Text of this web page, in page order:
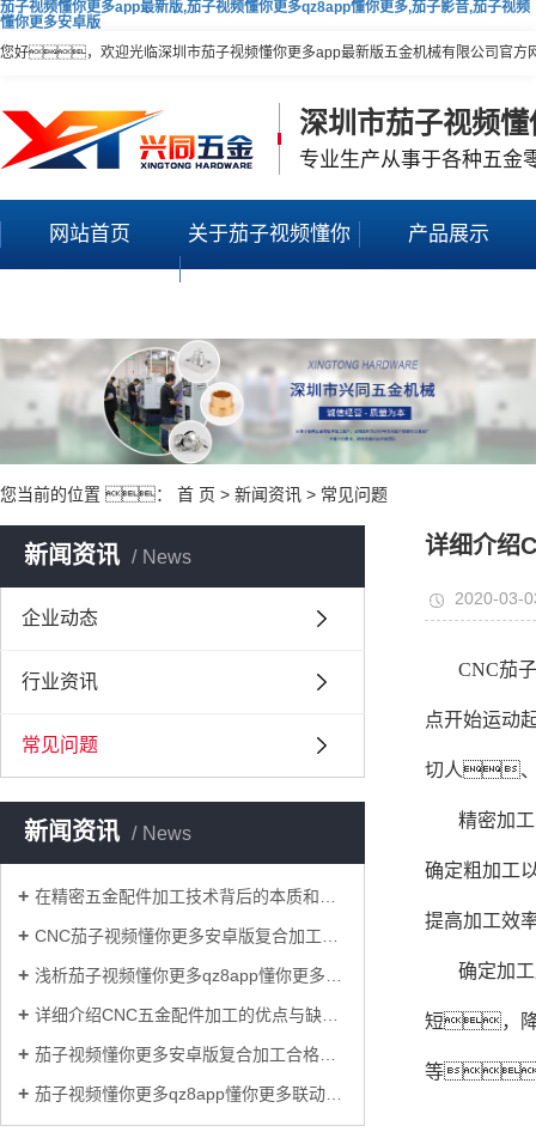
茄子视频懂你更多app最新版,茄子视频懂你更多qz8app懂你更多,茄子影音,茄子视频
懂你更多安卓版
您好，欢迎光临深圳市茄子视频懂你更多app最新版五金机械有限公司官
深圳市茄子视频
专业生产从事于各种五金
网站首页 关于茄子视频懂你 产品展示
您当前的位置 ： 首 页 > 新闻资讯 > 常见问题
新闻资讯 News
企业动态
行业资讯
常见问题
新闻资讯 News
在精密五金配件加工技术背后的本质和关键是什么？
CNC茄子视频懂你更多安卓版复合加工过程中减少铝型材表面损伤的原因？
浅析茄子视频懂你更多qz8app懂你更多cnc加工联动技术对模具业的重要意义！
详细介绍CNC五金配件加工的优点与缺点！
茄子视频懂你更多安卓版复合加工合格率的标准要求具体有哪些？
茄子视频懂你更多qz8app懂你更多联动茄子影音加工和一般的三轴联动茄子影音加工相比，优势有哪些？
详细介绍
2020-03-
CNC茄
点开始运
切人、
精密加
确定粗加工
提高加工效
确定加
短，降
等